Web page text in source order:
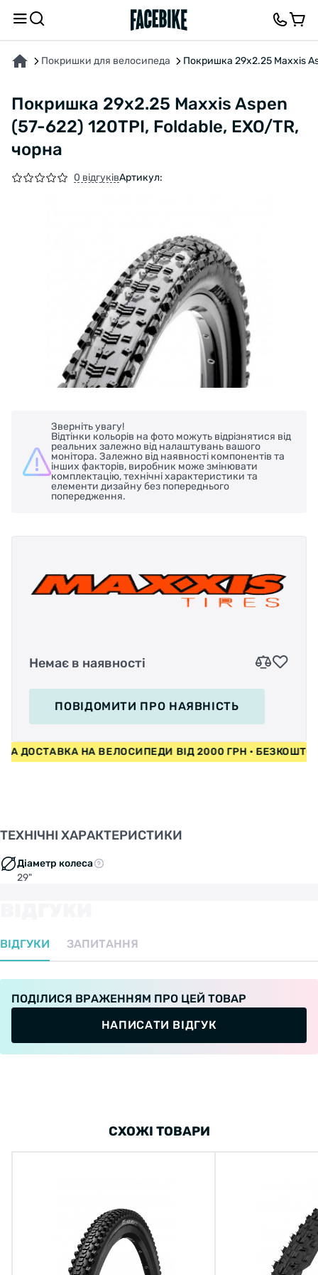
Покришки для велосипеда Покришка 29х2.25 Maxxis
Покришка 29х2.25 Maxxis Aspen
(57-622) 120TPI, Foldable, EXO/TR,
чорна
0 відгуківАртикул:
Зверніть увагу!
Відтінки кольорів на фото можуть відрізнятися від
реальних залежно від налаштувань вашого
монітора. Залежно від наявності компонентів та
інших факторів, виробник може змінювати
комплектацію, технічні характеристики та
елементи дизайну без попереднього
попередження.
Немає в наявності
ПОВІДОМИТИ ПРО НАЯВНІСТЬ
НА ВЕЛОСИПЕДИ ВІД 2000 ГРН •
ТЕХНІЧНІ ХАРАКТЕРИСТИКИ
Діаметр колеса
29"
ВІДГУКИ ЗАПИТАННЯ
ПОДІЛИСЯ ВРАЖЕННЯМ ПРО ЦЕЙ ТОВАР
НАПИСАТИ ВІДГУК
ПРО ТОВАР ХАРАКТЕРИСТИКИВІДГУКИ ТА ЗАПИТАННЯ
СХОЖІ ТОВАРИ